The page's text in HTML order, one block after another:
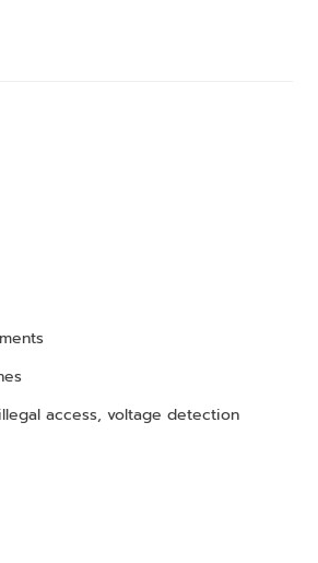
access, voltage detection